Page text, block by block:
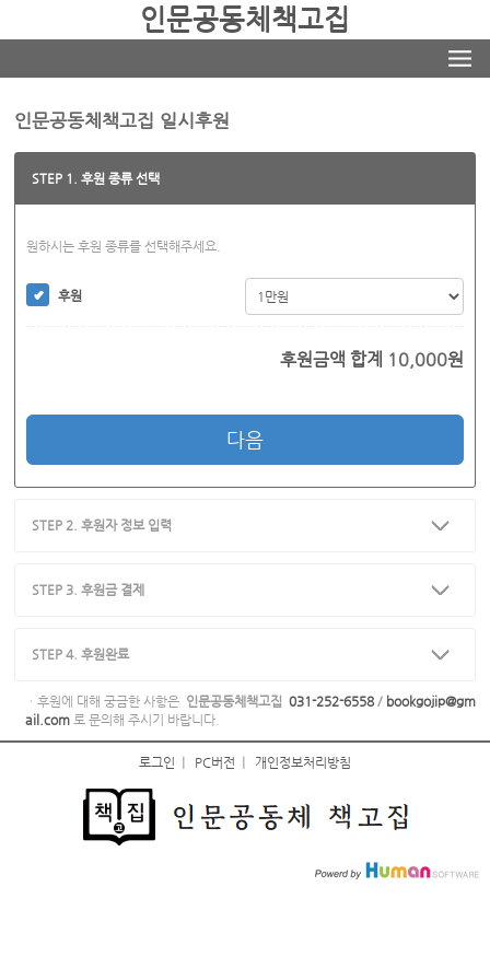
인문공동체책고집
인문공동체책고집 일시후원
STEP 1. 후원 종류 선택
원하시는 후원 종류를 선택해주세요.
후원
후원금액 합계 10,000원
다음
STEP 2. 후원자 정보 입력
STEP 3. 후원금 결제
STEP 4. 후원완료
ㆍ후원에 대해 궁금한 사항은 인문공동체책고집031-252-6558 / bookgojip@gm
ail.com 로 문의해 주시기 바랍니다.
로그인 PC버전 개인정보처리방침